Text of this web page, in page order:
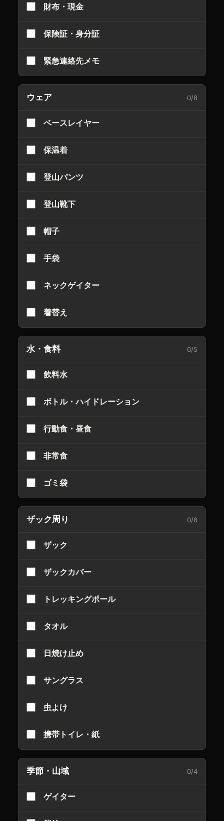
財布・現金
保険証・身分証
緊急連絡先メモ
ウェア 0/8
ベースレイヤー
保温着
登山パンツ
登山靴下
帽子
手袋
ネックゲイター
着替え
水・食料 0/5
飲料水
ボトル・ハイドレーション
行動食・昼食
非常食
ゴミ袋
ザック周り 0/8
ザック
ザックカバー
トレッキングポール
タオル
日焼け止め
サングラス
虫よけ
携帯トイレ・紙
季節・山域 0/4
ゲイター